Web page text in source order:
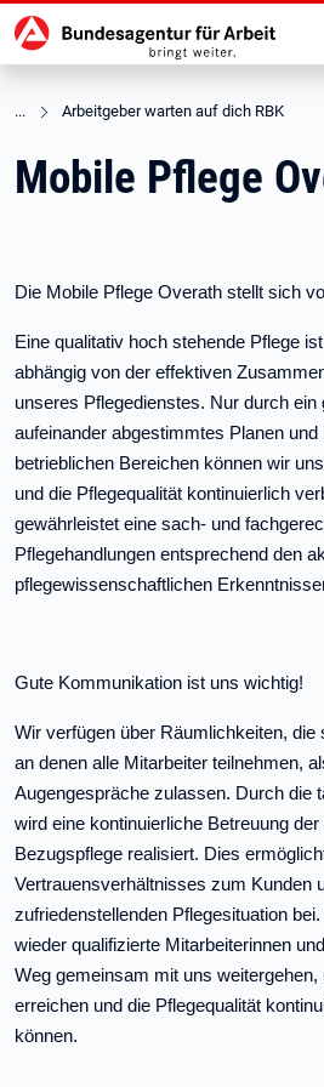
zu den Hauptinhalten springen
Hauptnavigation
Arbeitgeber warten auf dich RBK
Mobile Pflege
Die Mobile Pflege Overath stellt sich
Eine qualitativ hoch stehende Pflege
abhängig von der effektiven
unseres Pflegedienstes. Nur durch ein
aufeinander abgestimmtes Planen und
betrieblichen Bereichen können wir
und die Pflegequalität kontinuierlich
gewährleistet eine sach- und
Pflegehandlungen entsprechend den
pflegewissenschaftlichen
Gute Kommunikation ist uns wichtig!
Wir verfügen über Räumlichkeiten, die
an denen alle Mitarbeiter teilnehmen,
Augengespräche zulassen. Durch die
wird eine kontinuierliche Betreuung
Bezugspflege realisiert. Dies
Vertrauensverhältnisses zum Kunden
zufriedenstellenden Pflegesituation
wieder qualifizierte Mitarbeiterinnen
Weg gemeinsam mit uns
erreichen und die Pflegequalität
können.